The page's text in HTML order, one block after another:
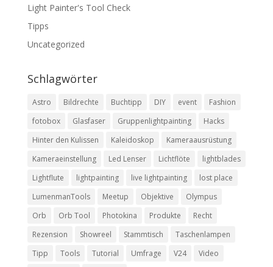
Light Painter's Tool Check
Tipps
Uncategorized
Schlagwörter
Astro Bildrechte Buchtipp DIY event
Fashion
fotobox
Glasfaser Gruppenlightpainting
Hacks
Hinter den Kulissen
Kaleidoskop
Kameraausrüstung
Kameraeinstellung
Led Lenser Lichtflöte
lightblades
Lightflute
lightpainting live lightpainting
lost place
LumenmanTools
Meetup Objektive
Olympus
Orb
Orb Tool Photokina Produkte
Recht
Rezension
Showreel Stammtisch
Taschenlampen
Tipp
Tools Tutorial Umfrage V24 Video